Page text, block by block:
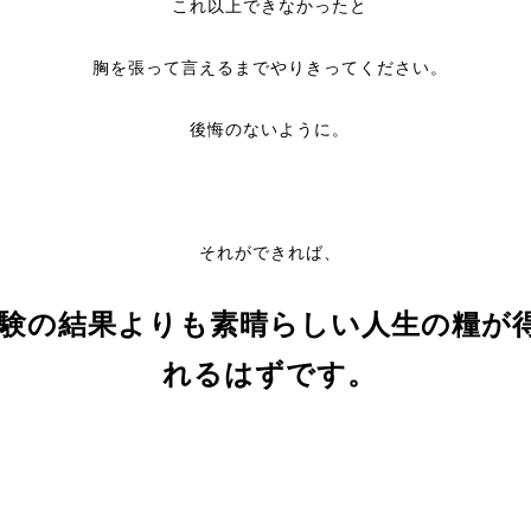
これ以上できなかったと
胸を張って言えるまでやりきってください。
後悔のないように。
それができれば、
の結果よりも素晴らしい人生の糧が
れるはずです。